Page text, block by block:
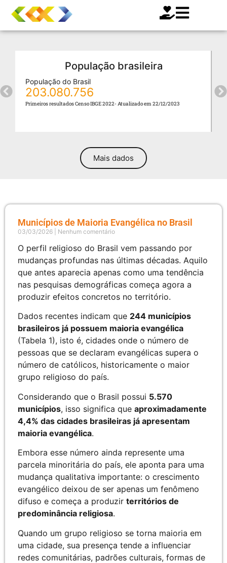
População brasileira
População do Brasil
203.080.756
Primeiros resultados Censo IBGE 2022- Atualizado em 22/12/2023
Mais dados
Municípios de Maioria Evangélica no Brasil
03/03/2026 Nenhum comentário
O perfil religioso do Brasil vem passando por
mudanças profundas nas últimas décadas. Aquilo
que antes aparecia apenas como uma tendência
nas pesquisas demográficas começa agora a
produzir efeitos concretos no território.
Dados recentes indicam que 244 municípios
brasileiros já possuem maioria evangélica
(Tabela 1), isto é, cidades onde o número de
pessoas que se declaram evangélicas supera o
número de católicos, historicamente o maior
grupo religioso do país.
Considerando que o Brasil possui 5.570
municípios, isso significa que aproximadamente
4,4% das cidades brasileiras já apresentam
maioria evangélica.
Embora esse número ainda represente uma
parcela minoritária do país, ele aponta para uma
mudança qualitativa importante: o crescimento
evangélico deixou de ser apenas um fenômeno
difuso e começa a produzir territórios de
predominância religiosa.
Quando um grupo religioso se torna maioria em
uma cidade, sua presença tende a influenciar
redes comunitárias, padrões culturais, formas de